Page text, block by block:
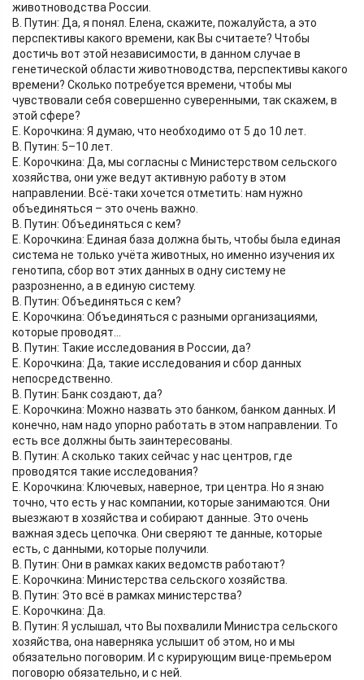
животноводства России.
В. Путин: Да, я понял. Елена, скажите, пожалуйста, а это
перспективы какого времени, как Вы считаете? Чтобы
достичь вот этой независимости, в данном случае в
генетической области животноводства, перспективы какого
времени? Сколько потребуется времени, чтобы мы
чувствовали себя совершенно суверенными, так скажем, в
этой сфере?
Е. Корочкина: Я думаю, что необходимо от 5 до 10 лет.
В. Путин: 5–10 лет.
Е. Корочкина: Да, мы согласны с Министерством сельского
хозяйства, они уже ведут активную работу в этом
направлении. Всё-таки хочется отметить: нам нужно
объединяться – это очень важно.
В. Путин: Объединяться с кем?
Е. Корочкина: Единая база должна быть, чтобы была единая
система не только учёта животных, но именно изучения их
генотипа, сбор вот этих данных в одну систему не
разрозненно, а в единую систему.
В. Путин: Объединяться с кем?
Е. Корочкина: Объединяться с разными организациями,
которые проводят…
В. Путин: Такие исследования в России, да?
Е. Корочкина: Да, такие исследования и сбор данных
непосредственно.
В. Путин: Банк создают, да?
Е. Корочкина: Можно назвать это банком, банком данных. И
конечно, нам надо упорно работать в этом направлении. То
есть все должны быть заинтересованы.
В. Путин: А сколько таких сейчас у нас центров, где
проводятся такие исследования?
Е. Корочкина: Ключевых, наверное, три центра. Но я знаю
точно, что есть у нас компании, которые занимаются. Они
выезжают в хозяйства и собирают данные. Это очень
важная здесь цепочка. Они сверяют те данные, которые
есть, с данными, которые получили.
В. Путин: Они в рамках каких ведомств работают?
Е. Корочкина: Министерства сельского хозяйства.
В. Путин: Это всё в рамках министерства?
Е. Корочкина: Да.
В. Путин: Я услышал, что Вы похвалили Министра сельского
хозяйства, она наверняка услышит об этом, но и мы
обязательно поговорим. И с курирующим вице-премьером
поговорю обязательно, и с ней.